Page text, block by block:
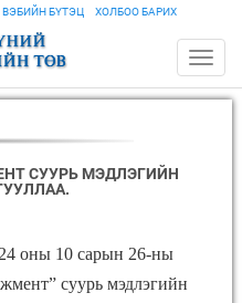
ВЭБИЙН БҮТЭЦ ХОЛБОО БАРИХ
СУУРЬ МЭДЛЭГИЙН
оны 10 сарын 26-ны
суурь мэдлэгийн